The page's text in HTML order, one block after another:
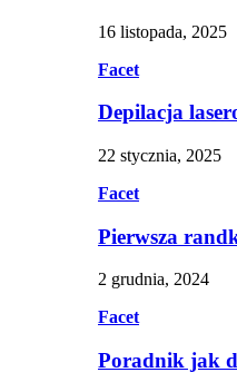
16 listopada, 2025
Facet
Depilacja
22 stycznia, 2025
Facet
Pierwsza
2 grudnia, 2024
Facet
Poradnik jak